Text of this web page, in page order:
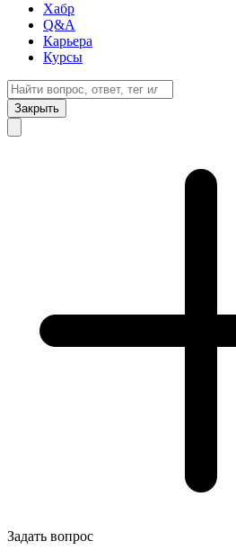
Хабр
Q&A
Карьера
Курсы
Закрыть
Задать вопрос